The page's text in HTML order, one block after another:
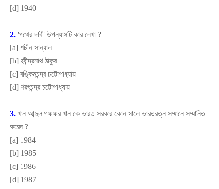
[d] 1940
2. 'পথের দাবী' উপন্যাসটি কার লেখা ?
[a] শচীন সান্যাল
[b] রবীন্দ্রনাথ ঠাকুর
[c] বঙ্কিমচন্দ্র চট্টোপাধ্যায়
[d] শরৎচন্দ্র চট্টোপাধ্যায়
3. খান আব্দুল গফফর খান কে ভারত সরকার কোন সালে ভারতরত্ন সম্মানে সম্মানিত
করেন ?
[a] 1984
[b] 1985
[c] 1986
[d] 1987